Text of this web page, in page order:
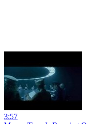
3:57